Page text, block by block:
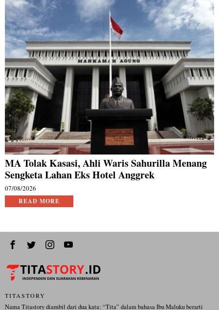
MA Tolak Kasasi, Ahli Waris Sahurilla Menang
Sengketa Lahan Eks Hotel Anggrek
07/08/2026
READ MORE
TITASTORY
Nama Titastory diambil dari dua kata: “Tita” dalam bahasa Ibu Maluku berarti